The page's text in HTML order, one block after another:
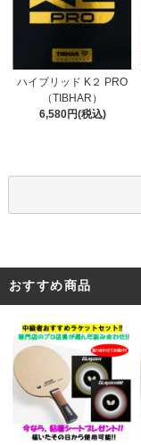
ハイブリッド K２ PRO
（TIBHAR）
6,580円(税込)
おすすめ商品